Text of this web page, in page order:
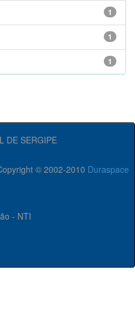
1
1
1
DE SERGIPE
© 2002-2010 Duraspace
- NTI